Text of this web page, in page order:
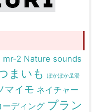
mr-2 Nature sounds
まいも ぽかぽか足湯
マイモ ネイチャー
ーディング プラン